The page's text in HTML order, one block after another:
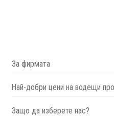
За фирмата
Най-добри цени на водещи
Защо да изберете нас?